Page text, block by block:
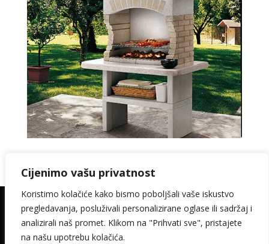
Cijenimo vašu privatnost
Koristimo kolačiće kako bismo poboljšali vaše iskustvo
pregledavanja, posluživali personalizirane oglase ili sadržaj i
analizirali naš promet. Klikom na "Prihvati sve", pristajete
na našu upotrebu kolačića.
© 2026. Kamin Keramika Šimičak design:
media-met